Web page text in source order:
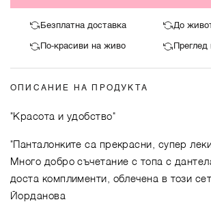
Безплатна доставка До
По-красиви на живо
ОПИСАНИЕ НА ПРОДУКТА
"Красота и удобство"
"Панталонките са прекрасни, супер
Много добро съчетание с топа с
доста комплименти, облечена в този
Йорданова